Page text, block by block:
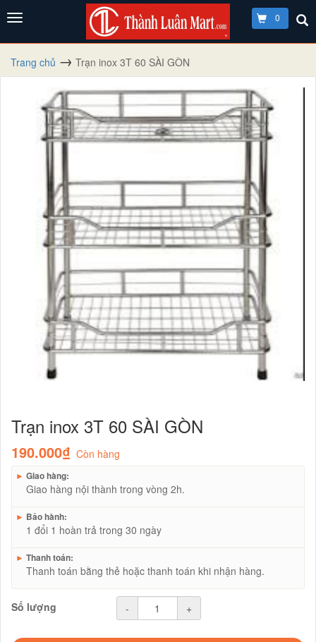
0
Trang chủ Trạn inox 3T 60 SÀI GÒN
Trạn inox 3T 60 SÀI GÒN
190.000₫ Còn hàng
► Giao hàng:
Giao hàng nội thành trong vòng 2h.
► Bảo hành:
1 đổi 1 hoàn trả trong 30 ngày
► Thanh toán:
Thanh toán bằng thẻ hoặc thanh toán khi nhận hàng.
Số lượng - +